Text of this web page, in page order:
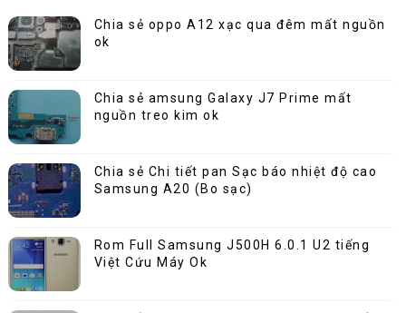
Chia sẻ oppo A12 xạc qua đêm mất nguồn
ok
Chia sẻ amsung Galaxy J7 Prime mất
nguồn treo kim ok
Chia sẻ Chi tiết pan Sạc báo nhiệt độ cao
Samsung A20 (Bo sạc)
Rom Full Samsung J500H 6.0.1 U2 tiếng
Việt Cứu Máy Ok